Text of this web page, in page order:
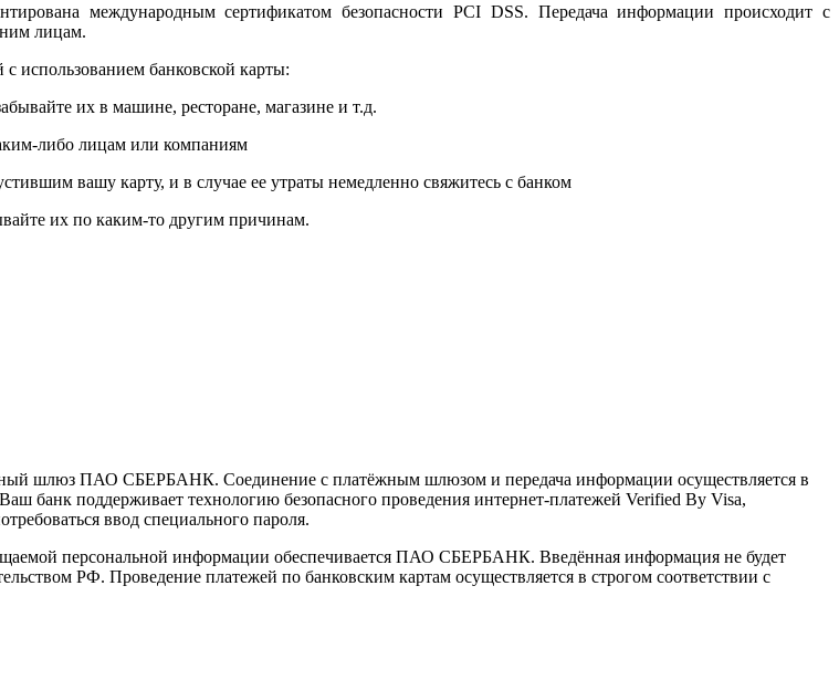
международным сертификатом безопасности PCI DSS. Передача информации происходит с
лицам.
использованием банковской карты:
их в машине, ресторане, магазине и т.д.
либо лицам или компаниям
вашу карту, и в случае ее утраты немедленно свяжитесь с банком
их по каким-то другим причинам.
шлюз ПАО СБЕРБАНК. Соединение с платёжным шлюзом и передача информации осуществляется в
банк поддерживает технологию безопасного проведения интернет-платежей Verified By Visa,
ввод специального пароля.
персональной информации обеспечивается ПАО СБЕРБАНК. Введённая информация не будет
РФ. Проведение платежей по банковским картам осуществляется в строгом соответствии с